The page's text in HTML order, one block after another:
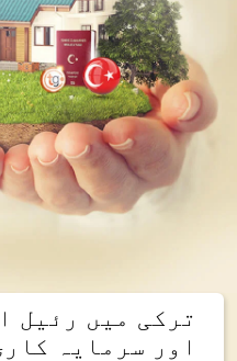
ترکی میں رئیل
اور سرمایہ